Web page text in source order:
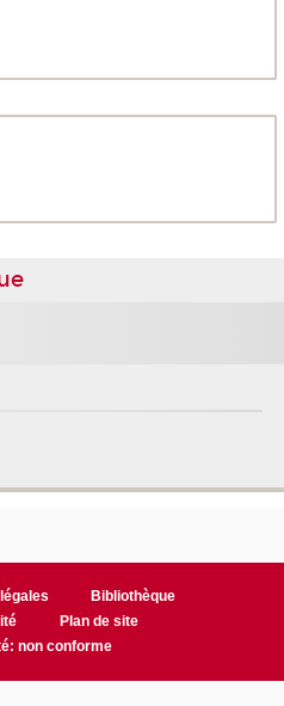
Bibliothèque
Plan de site
non conforme